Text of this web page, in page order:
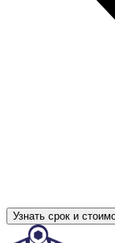
Узнать срок и